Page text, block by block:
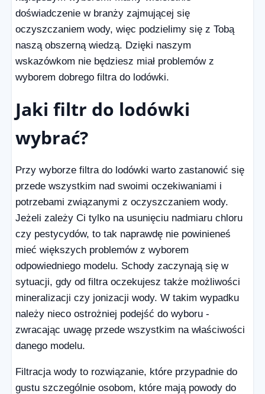
doświadczenie w branży zajmującej się
oczyszczaniem wody, więc podzielimy się z Tobą
naszą obszerną wiedzą. Dzięki naszym
wskazówkom nie będziesz miał problemów z
wyborem dobrego filtra do lodówki.
Jaki filtr do lodówki
wybrać?
Przy wyborze filtra do lodówki warto zastanowić się
przede wszystkim nad swoimi oczekiwaniami i
potrzebami związanymi z oczyszczaniem wody.
Jeżeli zależy Ci tylko na usunięciu nadmiaru chloru
czy pestycydów, to tak naprawdę nie powinieneś
mieć większych problemów z wyborem
odpowiedniego modelu. Schody zaczynają się w
sytuacji, gdy od filtra oczekujesz także możliwości
mineralizacji czy jonizacji wody. W takim wypadku
należy nieco ostrożniej podejść do wyboru -
zwracając uwagę przede wszystkim na właściwości
danego modelu.
Filtracja wody to rozwiązanie, które przypadnie do
gustu szczególnie osobom, które mają powody do